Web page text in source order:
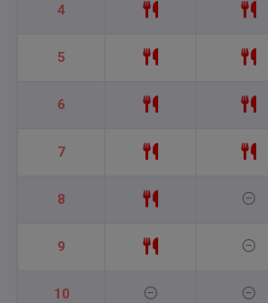
4
5
6
7
8
9
10